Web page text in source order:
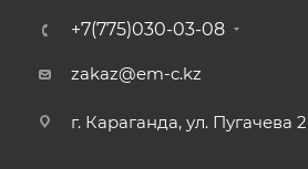
+7(775)030-03-08
zakaz@em-c.kz
г. Караганда, ул. Пугачева 2